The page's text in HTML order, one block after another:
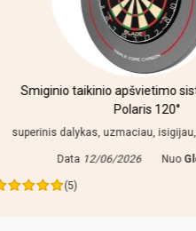
Smiginio taikinio apšvietimo
Polaris 120°
superinis dalykas, uzmaciau,
Data 12/06/2026 Nuo
(5)